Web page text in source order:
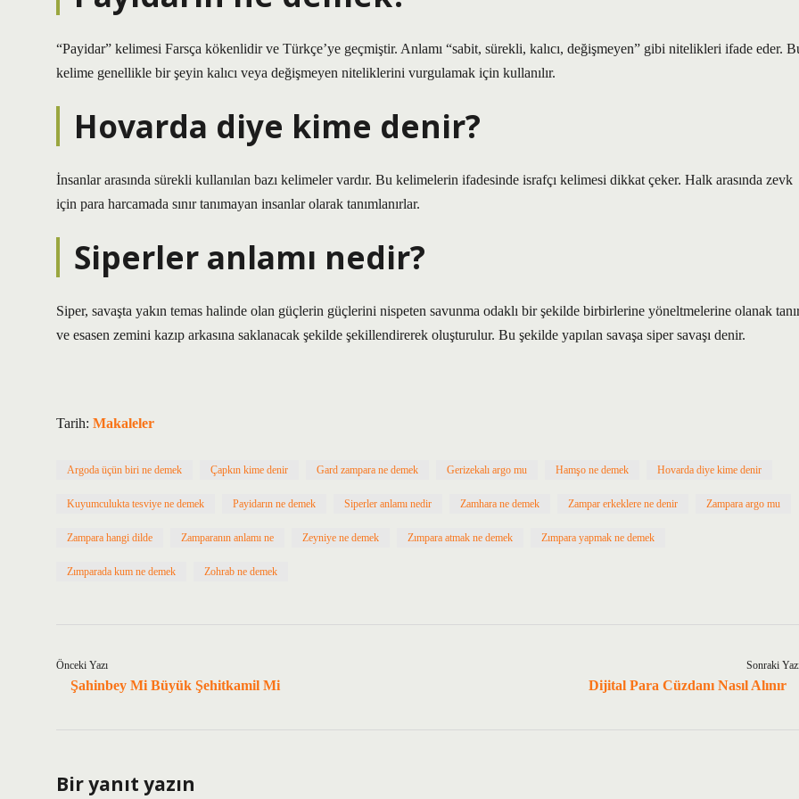
“Payidar” kelimesi Farsça kökenlidir ve Türkçe’ye geçmiştir. Anlamı “sabit, sürekli, kalıcı, değişmeyen” gibi nitelikleri ifade eder.
kelime genellikle bir şeyin kalıcı veya değişmeyen niteliklerini vurgulamak için kullanılır.
Hovarda diye kime denir?
İnsanlar arasında sürekli kullanılan bazı kelimeler vardır. Bu kelimelerin ifadesinde israfçı kelimesi dikkat çeker. Halk arasında zevk
için para harcamada sınır tanımayan insanlar olarak tanımlanırlar.
Siperler anlamı nedir?
Siper, savaşta yakın temas halinde olan güçlerin güçlerini nispeten savunma odaklı bir şekilde birbirlerine yöneltmelerine olanak
ve esasen zemini kazıp arkasına saklanacak şekilde şekillendirerek oluşturulur. Bu şekilde yapılan savaşa siper savaşı denir.
Tarih: Makaleler
Argoda üçün biri ne demek Çapkın kime denir Gard zampara ne demek Gerizekalı argo mu Hamşo ne demek Hovarda diye kime denir
Kuyumculukta tesviye ne demek Payidarın ne demek Siperler anlamı nedir Zamhara ne demek Zampar erkeklere ne denir Zampara argo mu
Zampara hangi dilde Zamparanın anlamı ne Zeyniye ne demek Zımpara atmak ne demek Zımpara yapmak ne demek
Zımparada kum ne demek Zohrab ne demek
Önceki Yazı
Şahinbey Mi Büyük Şehitkamil Mi
Sonraki
Dijital Para Cüzdanı Nasıl Alınır
Bir yanıt yazın